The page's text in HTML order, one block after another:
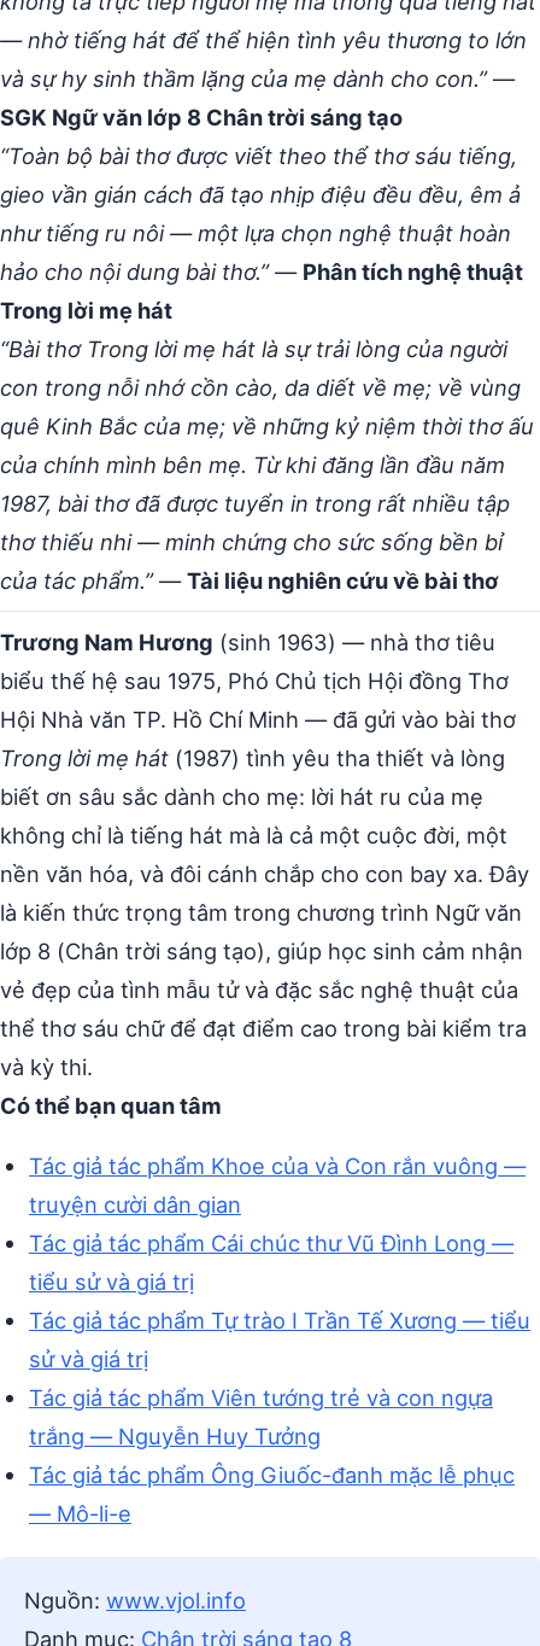
— nhờ tiếng hát để thể hiện tình yêu thương to lớn
và sự hy sinh thầm lặng của mẹ dành cho con.”—
SGK Ngữ văn lớp 8 Chân trời sáng tạo
“Toàn bộ bài thơ được viết theo thể thơ sáu tiếng,
gieo vần gián cách đã tạo nhịp điệu đều đều, êm ả
như tiếng ru nôi — một lựa chọn nghệ thuật hoàn
hảo cho nội dung bài thơ.”— Phân tích nghệ thuật
Trong lời mẹ hát
“Bài thơ Trong lời mẹ hát là sự trải lòng của người
con trong nỗi nhớ cồn cào, da diết về mẹ; về vùng
quê Kinh Bắc của mẹ; về những kỷ niệm thời thơ ấu
của chính mình bên mẹ. Từ khi đăng lần đầu năm
1987, bài thơ đã được tuyển in trong rất nhiều tập
thơ thiếu nhi — minh chứng cho sức sống bền bỉ
của tác phẩm.”—Tài liệu nghiên cứu về bài thơ
Trương Nam Hương (sinh 1963) — nhà thơ tiêu
biểu thế hệ sau 1975, Phó Chủ tịch Hội đồng Thơ
Hội Nhà văn TP. Hồ Chí Minh — đã gửi vào bài thơ
Trong lời mẹ hát (1987) tình yêu tha thiết và lòng
biết ơn sâu sắc dành cho mẹ: lời hát ru của mẹ
không chỉ là tiếng hát mà là cả một cuộc đời, một
nền văn hóa, và đôi cánh chắp cho con bay xa. Đây
là kiến thức trọng tâm trong chương trình Ngữ văn
lớp 8 (Chân trời sáng tạo), giúp học sinh cảm nhận
vẻ đẹp của tình mẫu tử và đặc sắc nghệ thuật của
thể thơ sáu chữ để đạt điểm cao trong bài kiểm tra
và kỳ thi.
Có thể bạn quan tâm
Tác giả tác phẩm Khoe của và Con rắn vuông —
truyện cười dân gian
Tác giả tác phẩm Cái chúc thư Vũ Đình Long —
tiểu sử và giá trị
Tác giả tác phẩm Tự trào I Trần Tế Xương — tiểu
sử và giá trị
Tác giả tác phẩm Viên tướng trẻ và con ngựa
trắng — Nguyễn Huy Tưởng
Tác giả tác phẩm Ông Giuốc-đanh mặc lễ phục
— Mô-li-e
Nguồn: www.vjol.info
Danh mục: Chân trời sáng tạo 8